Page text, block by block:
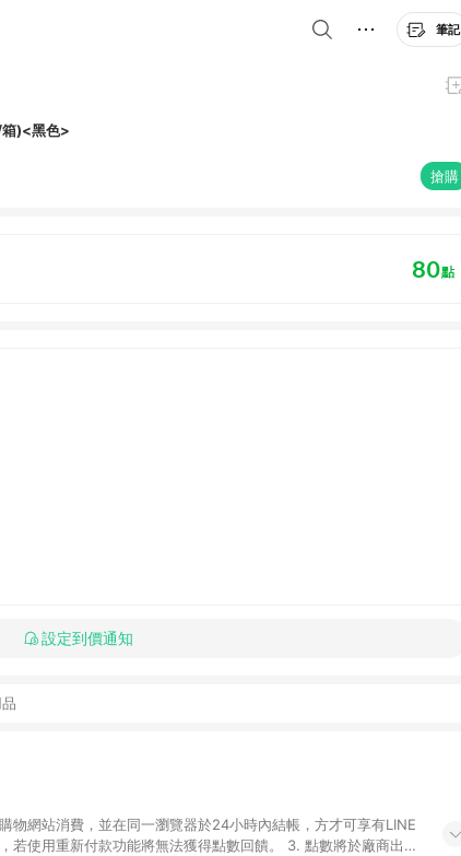
筆記
)<黑色>
搶購
80點
設定到價通知
物網站消費，並在同一瀏覽器於24小時內結帳，方才可享有LINE
若使用重新付款功能將無法獲得點數回饋。 3. 點數將於廠商出貨